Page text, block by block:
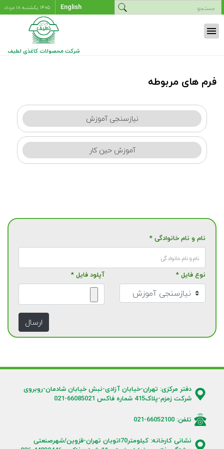
English ۱۴۰۵ يکشنبه ۱۸ مرداد
menu
شرکت محصولات کاغذی لطیف
فرم های مربوطه
نیازسنجی آموزش
آموزش حین کار
نام و نام خانوادگی *
نوع فایل * آپلود فایل *
ارسال
دفتر مرکزی: تهران-خیابان آزادی-نبش خیابان شادمان-روبروی
شرکت زمزم-پلاک415 شماره فاکس 66085021-021
تلفن: 66052100-021
نشانی کارخانه: کیلومتر70اتوبان تهران-قزوین/شهرصنعتی